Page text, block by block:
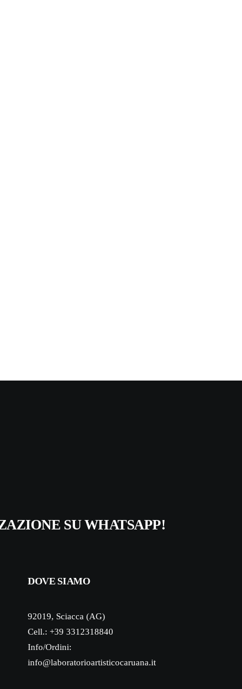
SU WHATSAPP!
DOVE SIAMO
92019, Sciacca (AG)
Cell.: +39 3312318840
Info/Ordini:
info@laboratorioartisticocaruana.it